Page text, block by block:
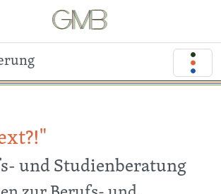
und Studienberatung